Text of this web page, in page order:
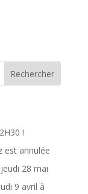
Rechercher
!
est annulée
28 mai
9 avril à